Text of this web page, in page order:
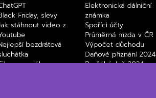
Friday, slevy
stáhnout video z
bezdrátová
a seriály na
Elektronická dálniční
známka
Spořící účty
Průměrná mzda v ČR
Výpočet důchodu
Daňové přiznání 2024
Paušální daň 2024